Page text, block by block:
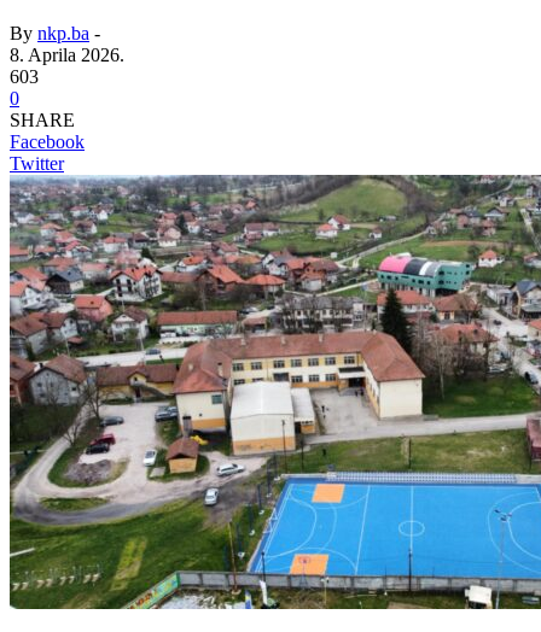
By nkp.ba -
8. Aprila 2026.
603
0
SHARE
Facebook
Twitter